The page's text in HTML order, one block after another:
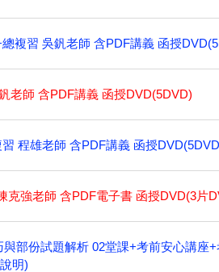
複習 吳釩老師 含PDF講義 函授
老師 含PDF講義 函授DVD(5DVD)
程雄老師 含PDF講義 函授
克強老師 含PDF電子書 函授DVD(3片
部份試題解析 02堂課+考前安心講座
明)